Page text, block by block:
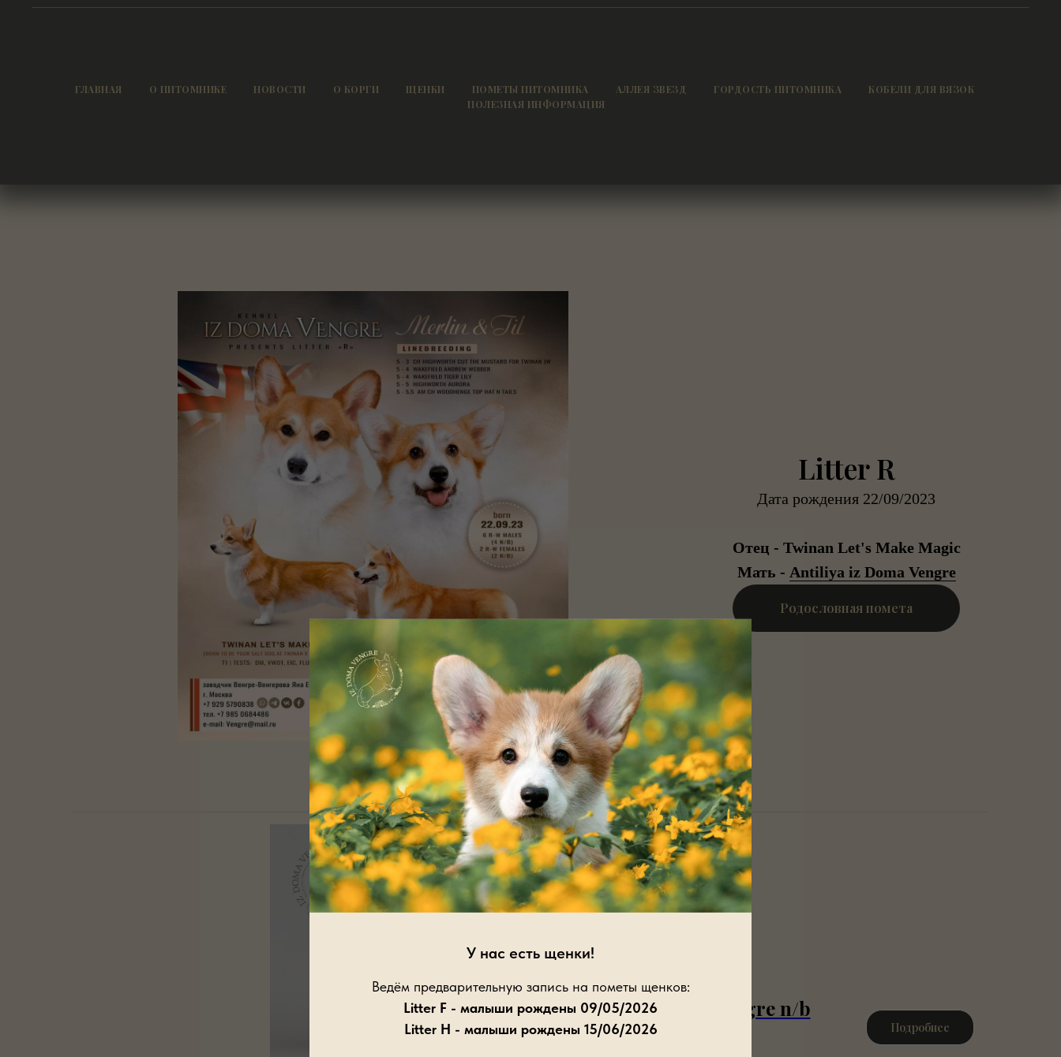
ГЛАВНАЯ О ПИТОМНИКЕ НОВОСТИ О КОРГИ ЩЕНКИ ПОМЕТЫ ПИТОМНИКА АЛЛЕЯ ЗВЕЗД ГОРДОСТЬ ПИТОМНИКА
КОБЕЛИ ДЛЯ ВЯЗОК
ПОЛЕЗНАЯ ИНФОРМАЦИЯ
У нас есть щенки!
Ведём предварительную запись на пометы щенков:
Litter F - малыши рождены 09/05/2026
Litter H - малыши рождены 15/06/2026
Litter R
Дата рождения 22/09/2023
Отец - Twinan Let's Make Magic
Мать - Antiliya iz Doma Vengre
Родословная помета
Real McCoy Iz Doma Vengre n/b
Робин
Подробнее